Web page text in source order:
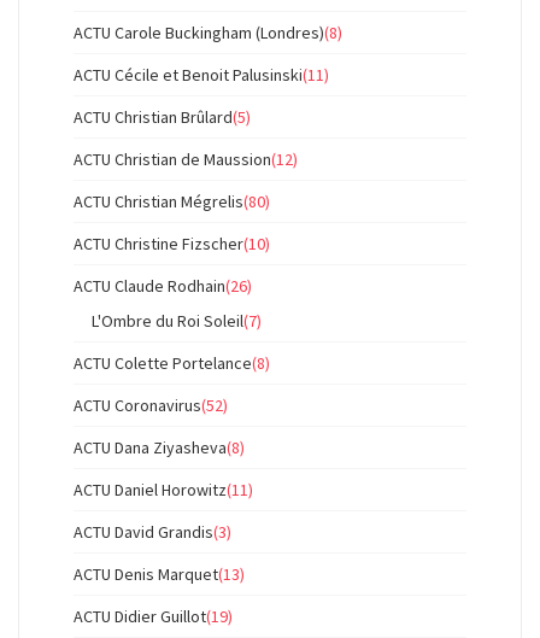
ACTU Carole Buckingham (Londres)(8)
ACTU Cécile et Benoit Palusinski(11)
ACTU Christian Brûlard(5)
ACTU Christian de Maussion(12)
ACTU Christian Mégrelis(80)
ACTU Christine Fizscher(10)
ACTU Claude Rodhain(26)
L'Ombre du Roi Soleil(7)
ACTU Colette Portelance(8)
ACTU Coronavirus(52)
ACTU Dana Ziyasheva(8)
ACTU Daniel Horowitz(11)
ACTU David Grandis(3)
ACTU Denis Marquet(13)
ACTU Didier Guillot(19)